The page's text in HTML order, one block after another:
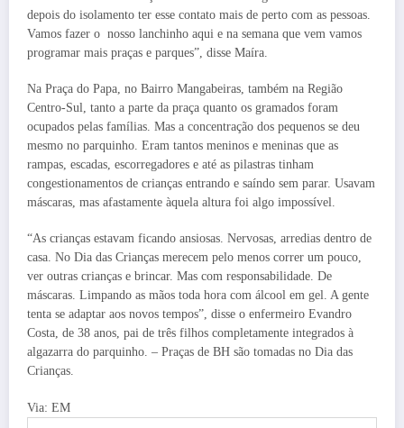
depois do isolamento ter esse contato mais de perto com as pessoas.
Vamos fazer o nosso lanchinho aqui e na semana que vem vamos
programar mais praças e parques”, disse Maíra.
Na Praça do Papa, no Bairro Mangabeiras, também na Região
Centro-Sul, tanto a parte da praça quanto os gramados foram
ocupados pelas famílias. Mas a concentração dos pequenos se deu
mesmo no parquinho. Eram tantos meninos e meninas que as
rampas, escadas, escorregadores e até as pilastras tinham
congestionamentos de crianças entrando e saíndo sem parar. Usavam
máscaras, mas afastamente àquela altura foi algo impossível.
“As crianças estavam ficando ansiosas. Nervosas, arredias dentro de
casa. No Dia das Crianças merecem pelo menos correr um pouco,
ver outras crianças e brincar. Mas com responsabilidade. De
máscaras. Limpando as mãos toda hora com álcool em gel. A gente
tenta se adaptar aos novos tempos”, disse o enfermeiro Evandro
Costa, de 38 anos, pai de três filhos completamente integrados à
algazarra do parquinho. – Praças de BH são tomadas no Dia das
Crianças.
Via: EM